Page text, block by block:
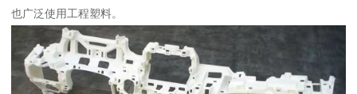
也广泛使用工程塑料。